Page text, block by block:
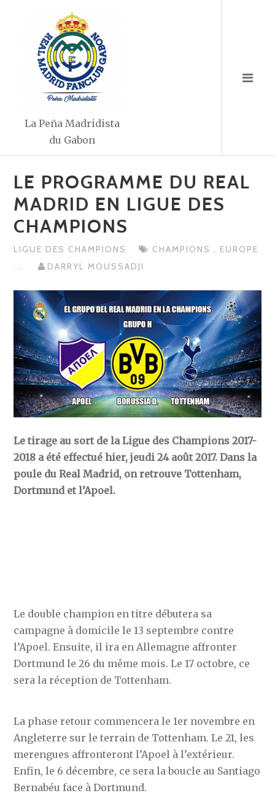
La Peña Madridista
du Gabon
LE PROGRAMME DU REAL
MADRID EN LIGUE DES
CHAMPIONS
LIGUE DES CHAMPIONS CHAMPIONS , EUROPE
...
DARRYL MOUSSADJI
Le tirage au sort de la Ligue des Champions 2017-
2018 a été effectué hier, jeudi 24 août 2017. Dans la
poule du Real Madrid, on retrouve Tottenham,
Dortmund et l’Apoel.
Le double champion en titre débutera sa
campagne à domicile le 13 septembre contre
l’Apoel. Ensuite, il ira en Allemagne affronter
Dortmund le 26 du même mois. Le 17 octobre, ce
sera la réception de Tottenham.
La phase retour commencera le 1er novembre en
Angleterre sur le terrain de Tottenham. Le 21, les
merengues affronteront l’Apoel à l’extérieur.
Enfin, le 6 décembre, ce sera la boucle au Santiago
Bernabéu face à Dortmund.